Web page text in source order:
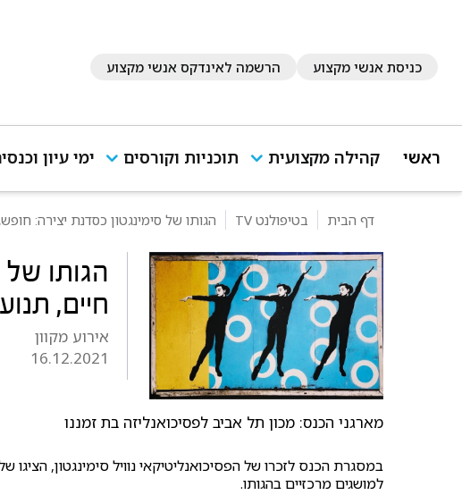
כניסת אנשי מקצוע הרשמה לאינדקס אנשי מקצוע
ראשי קהילה מקצועית תוכניות וקורסים ימי עיון
דף הבית בטיפולנט TV הגותו של סימינגטון כסדנת יצירה:
הגותו של
חיים,
אירוע מקוון
16.12.2021
מארגני הכנס: מכון תל אביב לפסיכואנליזה בת זמננו
במסגרת הכנס לזכרו של הפסיכואנליטיקאי נוויל סימינגטון,
למושגים מרכזיים בהגותו.